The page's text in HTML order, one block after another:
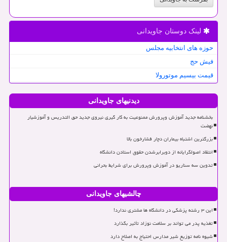
لینک دوستان جاویدانی
حوزه های انتخابیه مجلس
فیش حج
قیمت بیسیم موتورولا
دیدنیهای جاویدانی
بخشنامه جدید آموزش وپرورش ممنوعیت به کار گیری نیروی جدید حق التدریس و آموزشیار
نهضت
بزرگترین اشتباه بیماران دچار فشارخون بالا
انتقاد اصولگرایانه از دوبرابرشدن حقوق استادن دانشگاه
تدوین سه سناریو در آموزش وپرورش برای شرایط بحرانی
چالشیهای جاویدانی
این ۳ رشته پزشکی در دانشگاه ها مشتری ندارد!
تغذیه پدر می تواند بر سلامت نوزاد تأثیر بگذارد
شیوه نامه توزیع شیر مدارس احتیاج به اصلاح دارد